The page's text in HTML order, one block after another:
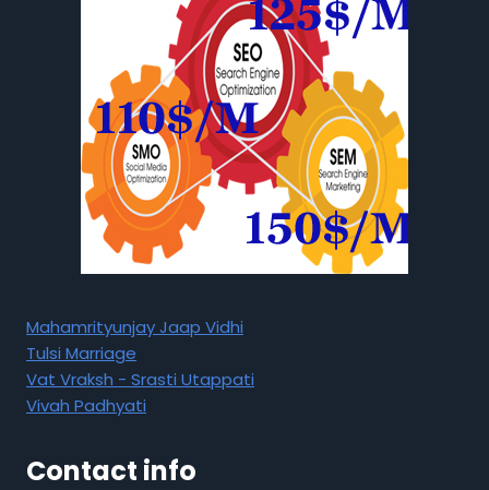
Mahamrityunjay Jaap Vidhi
Tulsi Marriage
Vat Vraksh - Srasti Utappati
Vivah Padhyati
Contact info